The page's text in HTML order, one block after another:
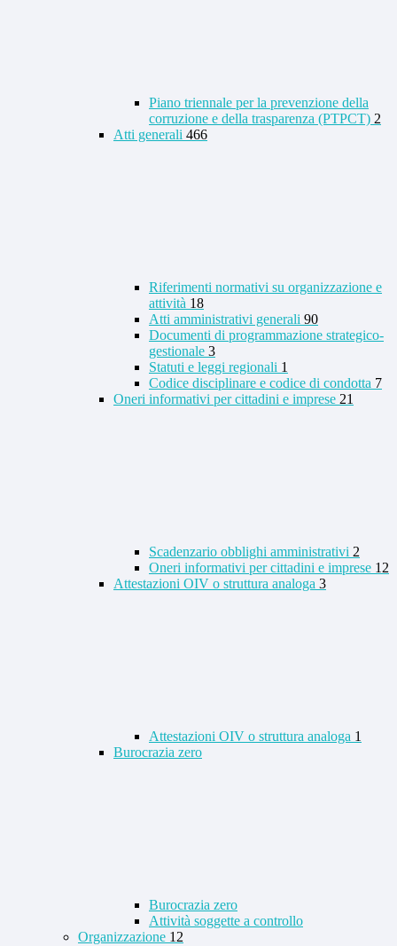
Piano triennale per la prevenzione della
corruzione e della trasparenza (PTPCT) 2
Atti generali 466
Riferimenti normativi su organizzazione e
attività 18
Atti amministrativi generali 90
Documenti di programmazione strategico-
gestionale 3
Statuti e leggi regionali 1
Codice disciplinare e codice di condotta 7
Oneri informativi per cittadini e imprese 21
Scadenzario obblighi amministrativi 2
Oneri informativi per cittadini e imprese 12
Attestazioni OIV o struttura analoga 3
Attestazioni OIV o struttura analoga 1
Burocrazia zero
Burocrazia zero
Attività soggette a controllo
Organizzazione 12